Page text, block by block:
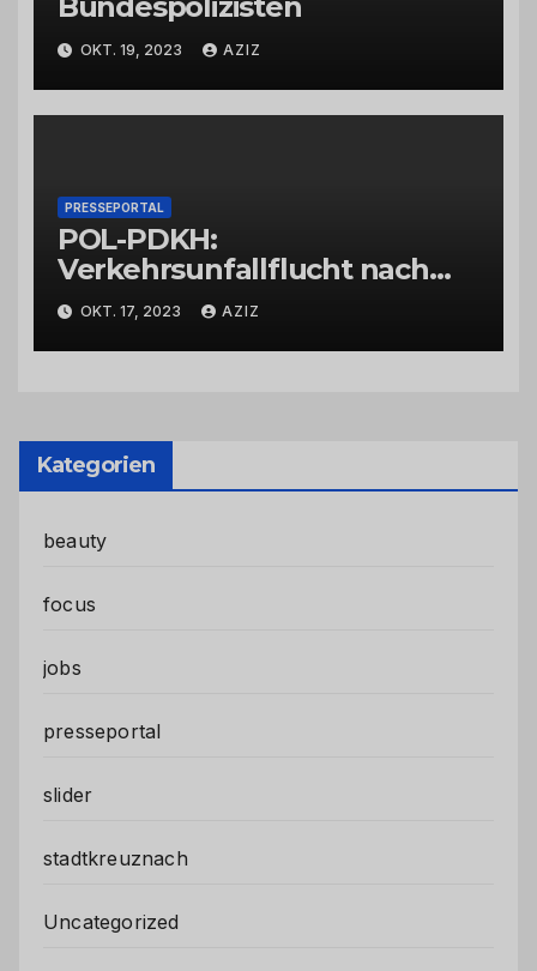
Bundespolizisten
OKT. 19, 2023 AZIZ
PRESSEPORTAL
POL-PDKH:
Verkehrsunfallflucht nach
Abbiegevorgang
OKT. 17, 2023 AZIZ
Kategorien
beauty
focus
jobs
presseportal
slider
stadtkreuznach
Uncategorized